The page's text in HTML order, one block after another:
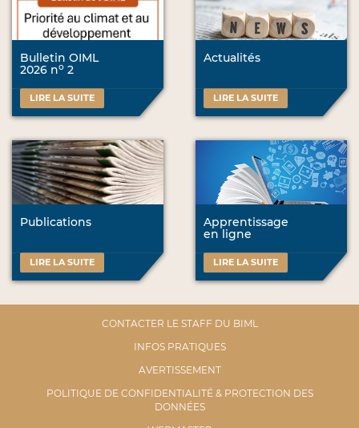
Bulletin OIML
2026 no 2
LIRE LA SUITE
Actualités
LIRE LA SUITE
Publications
LIRE LA SUITE
Apprentissage
en ligne
LIRE LA SUITE
CONTACTER LE STAFF DU BIML
INFOS PRATIQUES
AVERTISSEMENT
POLITIQUE DE CONFIDENTIALITÉ & PROTECTION DES
DONNÉES